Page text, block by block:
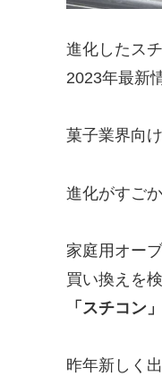
進化したス
2023年最新
菓子業界向
進化がすごか
家庭用オー
買い換えを
「スチコン」
昨年新しく